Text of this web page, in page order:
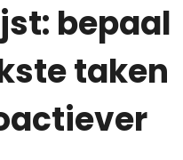
bepaal
taken